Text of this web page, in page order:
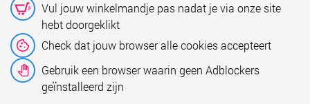
Vul jouw winkelmandje pas nadat je via onze site
hebt doorgeklikt
Check dat jouw browser alle cookies accepteert
Gebruik een browser waarin geen Adblockers
geïnstalleerd zijn